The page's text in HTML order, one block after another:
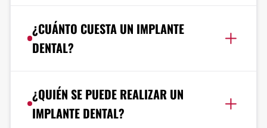
¿CUÁNTO CUESTA UN IMPLANTE
DENTAL?
¿QUIÉN SE PUEDE REALIZAR UN
IMPLANTE DENTAL?